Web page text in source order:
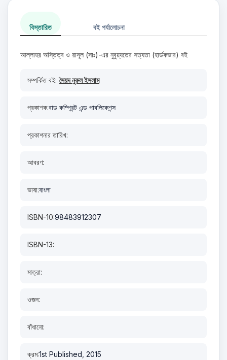
বিস্তারিত বই পর্যালোচনা
আল্লাহর অস্তিত্ব ও রাসূল (সাঃ)-এর নুবুয়্যতের সত্যতা (হার্ডকভার) বই
সম্পর্কিত বই: সৈয়দ নুরুল ইসলাম
প্রকাশক:বাড কম্প্রিন্ট এন্ড পাবলিকেশন্স
প্রকাশনার তারিখ:
আবরণ:
ভাষা:বাংলা
ISBN-10:98483912307
ISBN-13:
মাত্রা:
ওজন:
বাঁধানো:
ক্রম:1st Published, 2015